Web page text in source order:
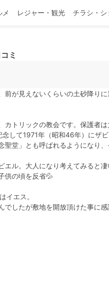
メ レジャー・観光 チラシ・シ
ミ
前が見えないくらいの土砂降り
カトリックの教会です。保護者
して1971年（昭和46年）にザ
聖堂」とも呼ばれるようになり
エル。大人になり考えてみると
供の頃を反省💦
イエス。
でしたが敷地を開放頂けた事に